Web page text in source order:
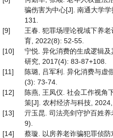
骗伤害为中心[J]. 南通大学
131.
[9]
王春. 犯罪场理论视域下养
育, 2022(8): 52-55.
[10]
宁悦. 异化消费的生成逻辑
研究, 2017(4): 83-87+108.
[11]
陈璐, 吕军利. 异化消费与虚
(3): 73-74.
[12]
陈燕, 王凤仪. 社会工作视角
策[J]. 农村经济与科技,
[13]
亓玉昆. 司法亮剑守护百姓
9).
[14]
蔡璇. 以房养老诈骗犯罪侦